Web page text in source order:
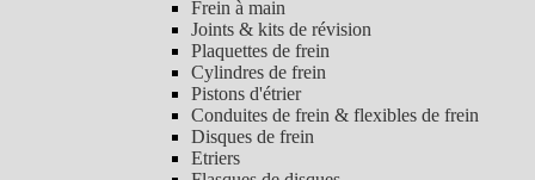
Frein à main
Joints & kits de révision
Plaquettes de frein
Cylindres de frein
Pistons d'étrier
Conduites de frein & flexibles de frein
Disques de frein
Etriers